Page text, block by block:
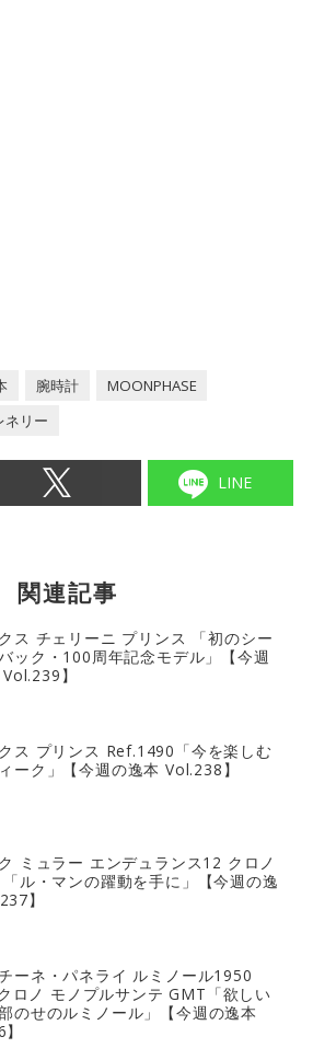
腕時計
MOONPHASE
ネリー
LINE
関連記事
ス チェリーニ プリンス 「初のシー
ック・100周年記念モデル」【今週
】
ス プリンス Ref.1490「今を楽しむ
ーク」【今週の逸本 Vol.238】
ミュラー エンデュランス12 クロノ
ル・マンの躍動を手に」【今週の逸
】
ーネ・パネライ ルミノール1950
ロノ モノプルサンテ GMT「欲しい
のせのルミノール」【今週の逸本